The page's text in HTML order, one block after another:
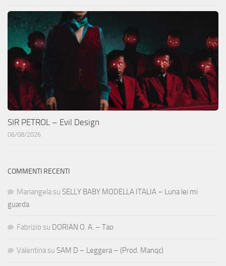
SIR PETROL – Evil Design
06/08/2026
COMMENTI RECENTI
Mariangela su SELLY BABY MODELLA ITALIA – Luna lei mi
guarda
Fabrizio su DORIAN O. A. – Tao
Valentina su SAM D – Leggera – (Prod. Manqc)